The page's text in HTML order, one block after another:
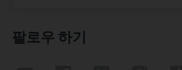
팔로우 하기